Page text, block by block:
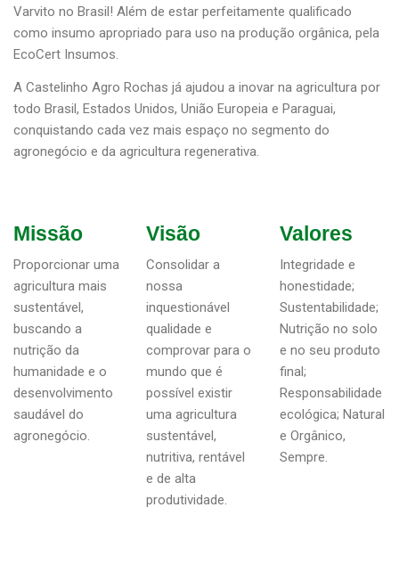
Varvito no Brasil! Além de estar perfeitamente qualificado
como insumo apropriado para uso na produção orgânica, pela
EcoCert Insumos.
A Castelinho Agro Rochas já ajudou a inovar na agricultura por
todo Brasil, Estados Unidos, União Europeia e Paraguai,
conquistando cada vez mais espaço no segmento do
agronegócio e da agricultura regenerativa.
Missão
Proporcionar uma
agricultura mais
sustentável,
buscando a
nutrição da
humanidade e o
desenvolvimento
saudável do
agronegócio.
Visão
Consolidar a
nossa
inquestionável
qualidade e
comprovar para o
mundo que é
possível existir
uma agricultura
sustentável,
nutritiva, rentável
e de alta
produtividade.
Valores
Integridade e
honestidade;
Sustentabilidade;
Nutrição no solo
e no seu produto
final;
Responsabilidade
ecológica; Natural
e Orgânico,
Sempre.